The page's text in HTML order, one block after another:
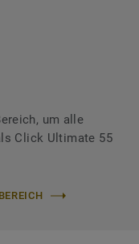
um alle
Click Ultimate 55